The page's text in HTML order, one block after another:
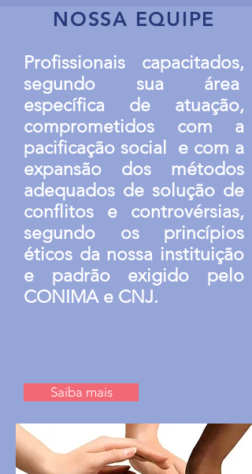
NOSSA EQUIPE
Profissionais capacitados,
segundo sua área
específica de atuação,
comprometidos com a
pacificação social e com a
expansão dos métodos
adequados de solução de
conflitos e controvérsias,
segundo os princípios
éticos da nossa instituição
e padrão exigido pelo
CONIMA e CNJ.
Saiba mais